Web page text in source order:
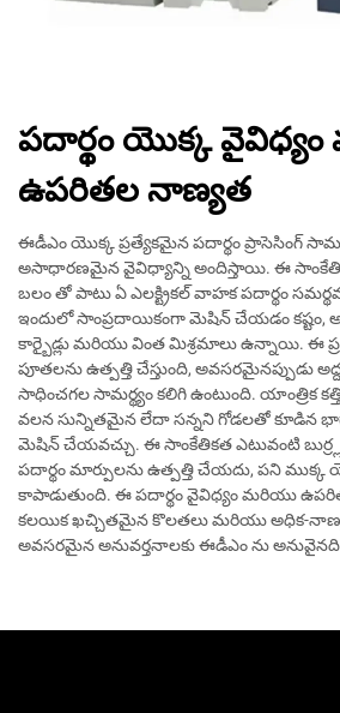
పదార్థం యొక్క
ఉపరితల నాణ్యత
ఈడీఎం యొక్క ప్రత్యేకమైన పదార్థం ప్రాసెసింగ్
అసాధారణమైన వైవిధ్యాన్ని అందిస్తాయి. ఈ
బలం తో పాటు ఏ ఎలక్ట్రికల్ వాహక పదార్థం
ఇందులో సాంప్రదాయికంగా మెషిన్ చేయడం కష్టం,
కార్బైడ్లు మరియు వింత మిశ్రమాలు ఉన్నాయి. ఈ
పూతలను ఉత్పత్తి చేస్తుంది, అవసరమైనప్పుడు
సాధించగల సామర్థ్యం కలిగి ఉంటుంది. యాంత్రిక
వలన సున్నితమైన లేదా సన్నని గోడలతో కూడిన
మెషిన్ చేయవచ్చు. ఈ సాంకేతికత ఎటువంటి
పదార్థం మార్పులను ఉత్పత్తి చేయదు, పని ముక్క
కాపాడుతుంది. ఈ పదార్థం వైవిధ్యం మరియు
కలయిక ఖచ్చితమైన కొలతలు మరియు అధిక-
అవసరమైన అనువర్తనాలకు ఈడీఎం ను